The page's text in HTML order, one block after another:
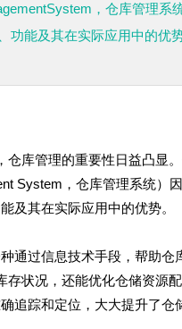
，仓库管理
功能及其在实际应用中的优
仓库管理的重要性日益凸显
System，仓库管理系统）
及其在实际应用中的优势。
通过信息技术手段，帮助
存状况，还能优化仓储资源
追踪和定位，大大提升了仓